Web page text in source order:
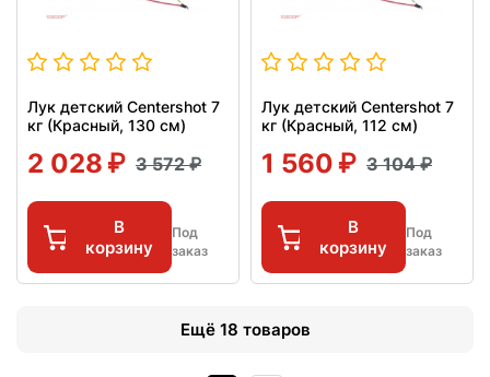
Лук детский Centershot 7
кг (Красный, 130 см)
2 028 3 572
В
корзину
Под
заказ
Лук детский Centershot 7
кг (Красный, 112 см)
1 560 3 104
В
корзину
Под
заказ
Ещё 18 товаров